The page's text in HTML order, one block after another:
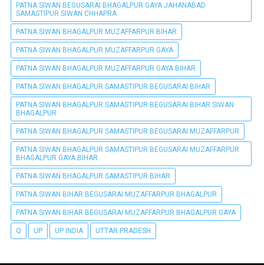
PATNA SIWAN BEGUSARAI BHAGALPUR GAYA JAHANABAD
SAMASTIPUR SIWAN CHHAPRA
PATNA SIWAN BHAGALPUR MUZAFFARPUR BIHAR
PATNA SIWAN BHAGALPUR MUZAFFARPUR GAYA
PATNA SIWAN BHAGALPUR MUZAFFARPUR GAYA BIHAR
PATNA SIWAN BHAGALPUR SAMASTIPUR BEGUSARAI BIHAR
PATNA SIWAN BHAGALPUR SAMASTIPUR BEGUSARAI BIHAR SIWAN
BHAGALPUR
PATNA SIWAN BHAGALPUR SAMASTIPUR BEGUSARAI MUZAFFARPUR
PATNA SIWAN BHAGALPUR SAMASTIPUR BEGUSARAI MUZAFFARPUR
BHAGALPUR GAYA BIHAR
PATNA SIWAN BHAGALPUR SAMASTIPUR BIHAR
PATNA SIWAN BIHAR BEGUSARAI MUZAFFARPUR BHAGALPUR
PATNA SIWAN BIHAR BEGUSARAI MUZAFFARPUR BHAGALPUR GAYA
Q UP UP INDIA UTTAR PRADESH